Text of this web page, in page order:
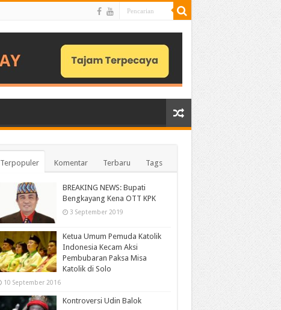
Terpopuler Komentar Terbaru Tags
BREAKING NEWS: Bupati
Bengkayang Kena OTT KPK
3 September 2019
Ketua Umum Pemuda Katolik
Indonesia Kecam Aksi
Pembubaran Paksa Misa
Katolik di Solo
10 September 2016
Kontroversi Udin Balok